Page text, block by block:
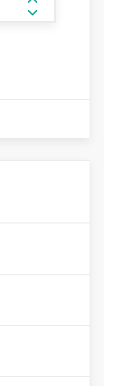
form.increase-